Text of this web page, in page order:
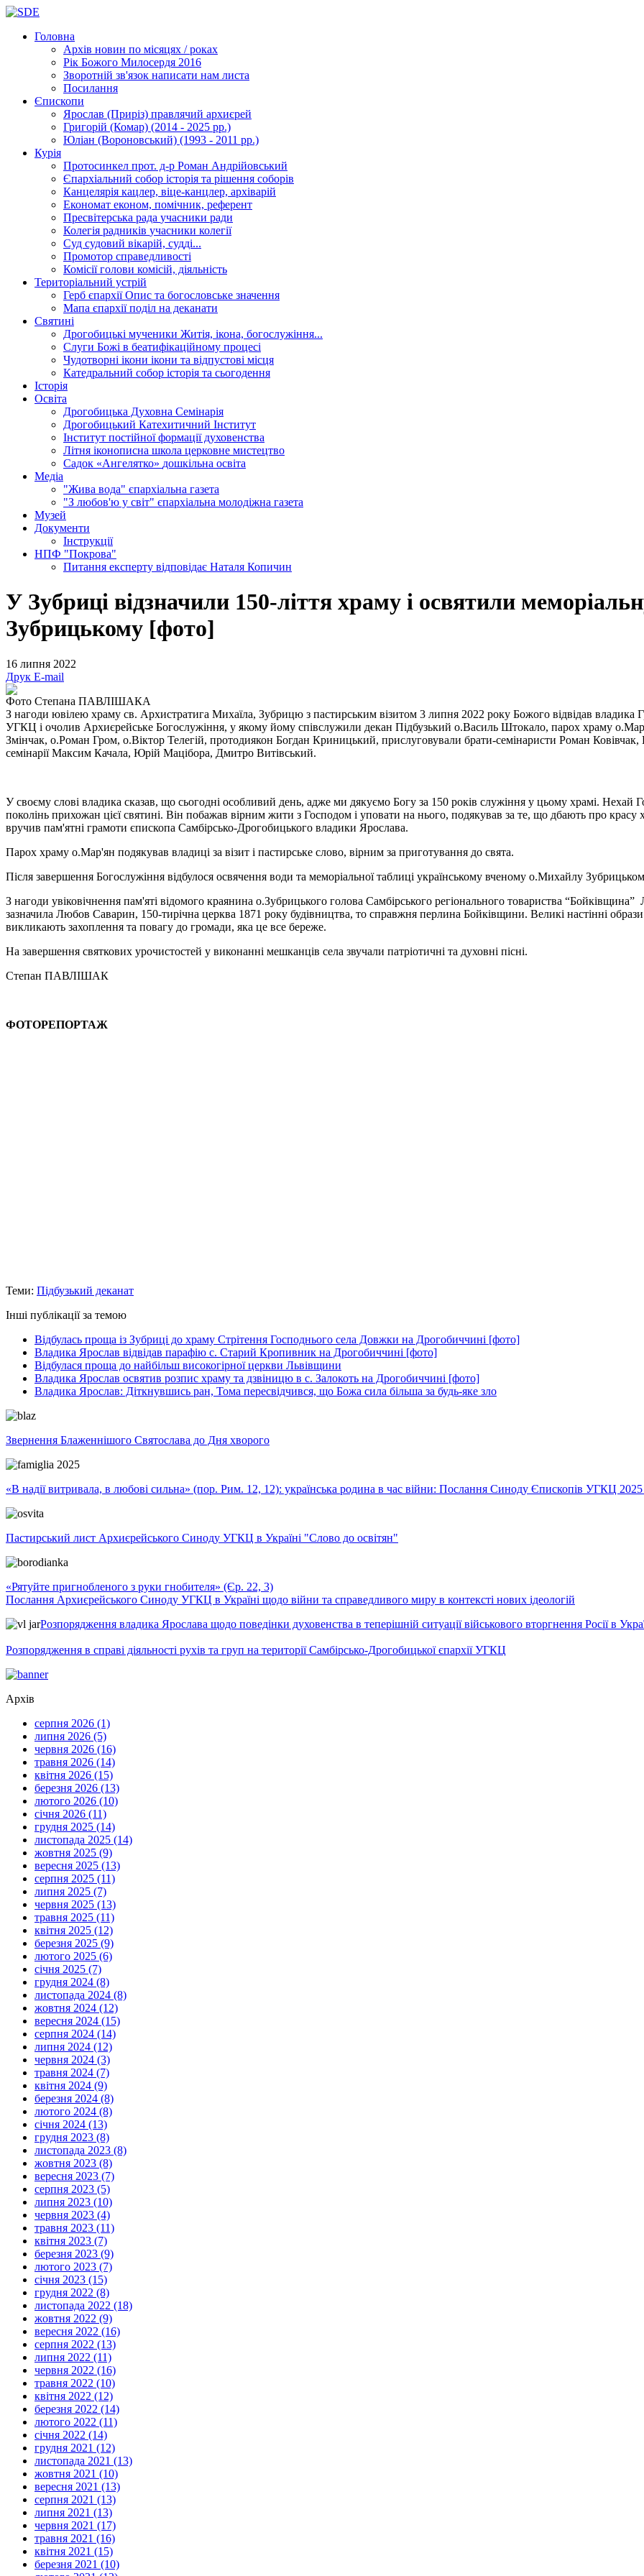
Головна
Архів новин по місяцях / роках
Рік Божого Милосердя 2016
Зворотній зв'язок написати нам листа
Посилання
Єпископи
Ярослав (Приріз) правлячий архиєрей
Григорій (Комар) (2014 - 2025 рр.)
Юліан (Вороновський) (1993 - 2011 рр.)
Курія
Протосинкел прот. д-р Роман Андрійовський
Єпархіальний собор історія та рішення соборів
Канцелярія кацлер, віце-канцлер, архіварій
Економат економ, помічник, референт
Пресвітерська рада учасники ради
Колегія радників учасники колегії
Суд судовий вікарій, судді...
Промотор справедливості
Комісіїголови комісій, діяльність
Територіальний устрій
Герб єпархіїОпис та богословське значення
Мапа єпархіїподіл на деканати
Святині
Дрогобицькі мученики Житія, ікона, богослужіння...
Слуги Божі в беатифікаційному процесі
Чудотворні ікони ікони та відпустові місця
Катедральний собор історія та сьогодення
Історія
Освіта
Дрогобицька Духовна Семінарія
Дрогобицький Катехитичний Інститут
Інститут постійної формації духовенства
Літня іконописна школа церковне мистецтво
Садок «Ангелятко» дошкільна освіта
Медіа
"Жива вода" єпархіальна газета
"З любов'ю у світ" єпархіальна молодіжна газета
Музей
Документи
Інструкції
НПФ "Покрова"
Питання експерту відповідає Наталя Копичин
У Зубриці відзначили 150-ліття храму і освятили
Зубрицькому [фото]
16 липня 2022
Друк E-mail
Фото Степана ПАВЛІШАКА
З нагоди ювілею храму св. Архистратига Михаїла, Зубрицю з пастирським візитом 3 липня 2022 року Божого відвідав владика
УГКЦ і очолив Архиєрейське Богослужіння, у якому йому співслужили декан Підбузький о.Василь Штокало, парох храму
Змінчак, о.Роман Гром, о.Віктор Телегій, протодиякон Богдан Криницький, прислуговували брати-семінаристи Роман Ковівчак,
семінарії Максим Качала, Юрій Мацібора, Дмитро Витівський.
У своєму слові владика сказав, що сьогодні особливий день, адже ми дякуємо Богу за 150 років служіння у цьому храмі. Нехай
поколінь прихожан цієї святині. Він побажав вірним жити з Господом і уповати на нього, подякував за те, що дбають про
вручив пам'ятні грамоти єпископа Самбірсько-Дрогобицького владики Ярослава.
Парох храму о.Мар'ян подякував владиці за візит і пастирське слово, вірним за приготування до свята.
Після завершення Богослужіння відбулося освячення води та меморіальної таблиці українському вченому о.Михайлу
З нагоди увіковічнення пам'яті відомого краянина о.Зубрицького голова Самбірського регіонального товариства
зазначила Любов Саварин, 150-тирічна церква 1871 року будівництва, то справжня перлина Бойківщини. Великі настінні образи
викликають захоплення та повагу до громади, яка це все береже.
На завершення святкових урочистостей у виконанні мешканців села звучали патріотичні та духовні пісні.
Степан ПАВЛІШАК
ФОТОРЕПОРТАЖ
Теми: Підбузький деканат
Інші публікації за темою
Відбулась проща із Зубриці до храму Стрітення Господнього села Довжки на Дрогобиччині [фото]
Владика Ярослав відвідав парафію с. Старий Кропивник на Дрогобиччині [фото]
Відбулася проща до найбільш високогірної церкви Львівщини
Владика Ярослав освятив розпис храму та дзвіницю в с. Залокоть на Дрогобиччині [фото]
Владика Ярослав: Діткнувшись ран, Тома пересвідчився, що Божа сила більша за будь-яке зло
Звернення Блаженнішого Святослава до Дня хворого
«В надії витривала, в любові сильна» (пор. Рим. 12, 12): українська родина в час війни: Послання Синоду Єпископів УГКЦ
Пастирський лист Архиєрейського Синоду УГКЦ в Україні "Слово до освітян"
«Рятуйте пригнобленого з руки гнобителя» (Єр. 22, 3)
Послання Архиєрейського Синоду УГКЦ в Україні щодо війни та справедливого миру в контексті нових ідеологій
Розпорядження владика Ярослава щодо поведінки духовенства в теперішній ситуації військового вторгнення Росії в
Розпорядження в справі діяльності рухів та груп на території Самбірсько-Дрогобицької єпархії УГКЦ
Архів
серпня 2026 (1)
липня 2026 (5)
червня 2026 (16)
травня 2026 (14)
квітня 2026 (15)
березня 2026 (13)
лютого 2026 (10)
січня 2026 (11)
грудня 2025 (14)
листопада 2025 (14)
жовтня 2025 (9)
вересня 2025 (13)
серпня 2025 (11)
липня 2025 (7)
червня 2025 (13)
травня 2025 (11)
квітня 2025 (12)
березня 2025 (9)
лютого 2025 (6)
січня 2025 (7)
грудня 2024 (8)
листопада 2024 (8)
жовтня 2024 (12)
вересня 2024 (15)
серпня 2024 (14)
липня 2024 (12)
червня 2024 (3)
травня 2024 (7)
квітня 2024 (9)
березня 2024 (8)
лютого 2024 (8)
січня 2024 (13)
грудня 2023 (8)
листопада 2023 (8)
жовтня 2023 (8)
вересня 2023 (7)
серпня 2023 (5)
липня 2023 (10)
червня 2023 (4)
травня 2023 (11)
квітня 2023 (7)
березня 2023 (9)
лютого 2023 (7)
січня 2023 (15)
грудня 2022 (8)
листопада 2022 (18)
жовтня 2022 (9)
вересня 2022 (16)
серпня 2022 (13)
липня 2022 (11)
червня 2022 (16)
травня 2022 (10)
квітня 2022 (12)
березня 2022 (14)
лютого 2022 (11)
січня 2022 (14)
грудня 2021 (12)
листопада 2021 (13)
жовтня 2021 (10)
вересня 2021 (13)
серпня 2021 (13)
липня 2021 (13)
червня 2021 (17)
травня 2021 (16)
квітня 2021 (15)
березня 2021 (10)